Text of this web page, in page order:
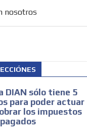
nosotros
DIAN sólo tiene 5
para poder actuar
los impuestos